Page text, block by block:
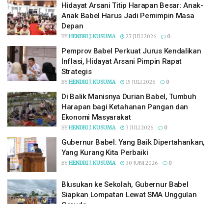
Hidayat Arsani Titip Harapan Besar: Anak-
Anak Babel Harus Jadi Pemimpin Masa
Depan
BYHENDRI J. KUSUMA 27 JULI 2026 0
Pemprov Babel Perkuat Jurus Kendalikan
Inflasi, Hidayat Arsani Pimpin Rapat
Strategis
BYHENDRI J. KUSUMA 15 JULI 2026 0
Di Balik Manisnya Durian Babel, Tumbuh
Harapan bagi Ketahanan Pangan dan
Ekonomi Masyarakat
BYHENDRI J. KUSUMA 3 JULI 2026 0
Gubernur Babel: Yang Baik Dipertahankan,
Yang Kurang Kita Perbaiki
BYHENDRI J. KUSUMA 30 JUNI 2026 0
Blusukan ke Sekolah, Gubernur Babel
Siapkan Lompatan Lewat SMA Unggulan